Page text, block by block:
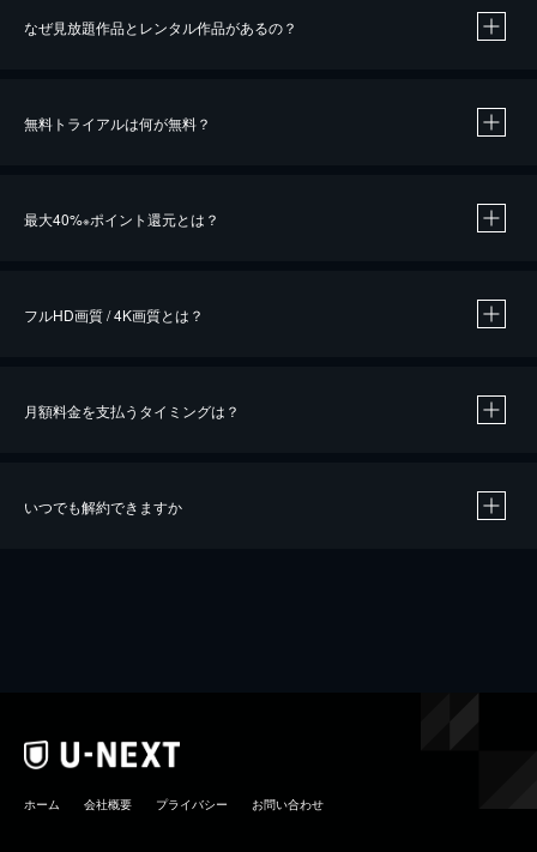
なぜ見放題作品とレンタル作品があるの？
無料トライアルは何が無料？
最大40%※ポイント還元とは？
※40％ポイント還元の対象は、クレジットカード決済による作品の購入 / レンタルです。
フルHD画質 / 4K画質とは？
月額料金を支払うタイミングは？
いつでも解約できますか
ホーム 会社概要 プライバシー お問い合わせ